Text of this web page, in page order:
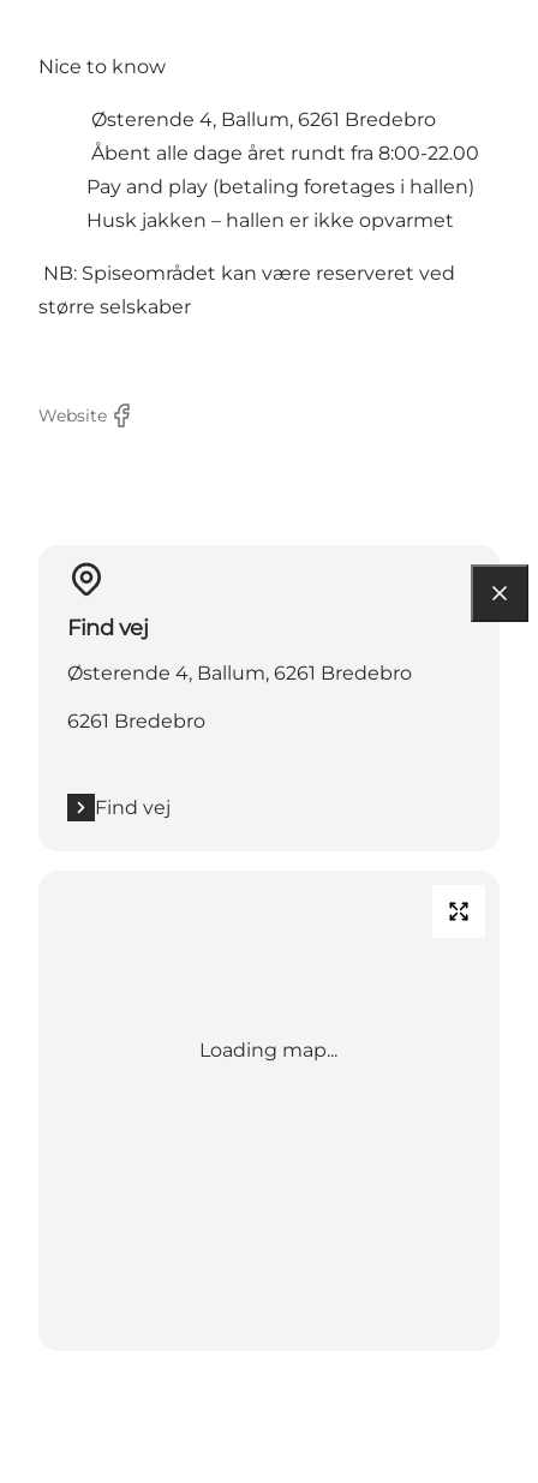
Nice to know
Østerende 4, Ballum, 6261 Bredebro
Åbent alle dage året rundt fra 8:00-22.00
Pay and play (betaling foretages i hallen)
Husk jakken – hallen er ikke opvarmet
NB: Spiseområdet kan være reserveret ved
større selskaber
Website
Facebook
Find vej
Østerende 4, Ballum, 6261 Bredebro
6261 Bredebro
Find vej
Loading map...